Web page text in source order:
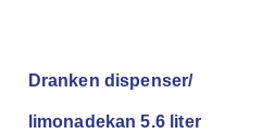
Dranken dispenser/
limonadekan 5.6 liter